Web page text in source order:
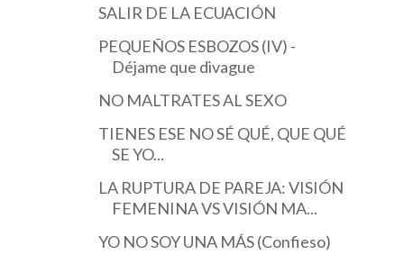
SALIR DE LA ECUACIÓN
PEQUEÑOS ESBOZOS (IV) -
Déjame que divague
NO MALTRATES AL SEXO
TIENES ESE NO SÉ QUÉ, QUE QUÉ
SE YO...
LA RUPTURA DE PAREJA: VISIÓN
FEMENINA VS VISIÓN MA...
YO NO SOY UNA MÁS (Confieso)